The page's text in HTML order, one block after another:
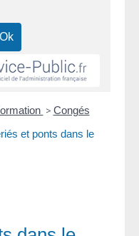
> Congés
et ponts dans le